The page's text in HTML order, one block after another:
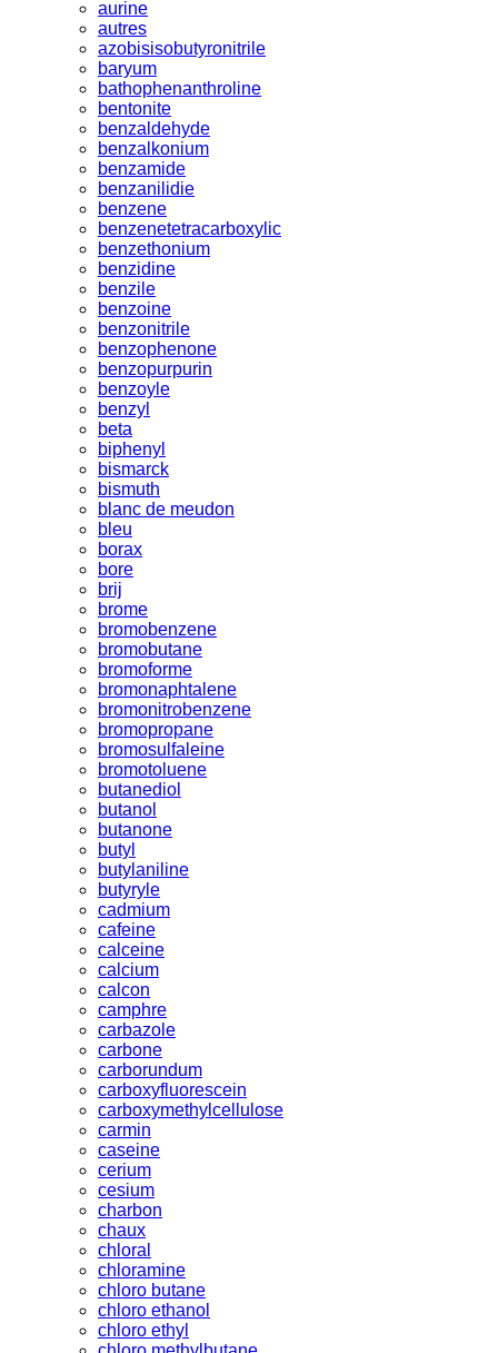
aurine
autres
azobisisobutyronitrile
baryum
bathophenanthroline
bentonite
benzaldehyde
benzalkonium
benzamide
benzanilidie
benzene
benzenetetracarboxylic
benzethonium
benzidine
benzile
benzoine
benzonitrile
benzophenone
benzopurpurin
benzoyle
benzyl
beta
biphenyl
bismarck
bismuth
blanc de meudon
bleu
borax
bore
brij
brome
bromobenzene
bromobutane
bromoforme
bromonaphtalene
bromonitrobenzene
bromopropane
bromosulfaleine
bromotoluene
butanediol
butanol
butanone
butyl
butylaniline
butyryle
cadmium
cafeine
calceine
calcium
calcon
camphre
carbazole
carbone
carborundum
carboxyfluorescein
carboxymethylcellulose
carmin
caseine
cerium
cesium
charbon
chaux
chloral
chloramine
chloro butane
chloro ethanol
chloro ethyl